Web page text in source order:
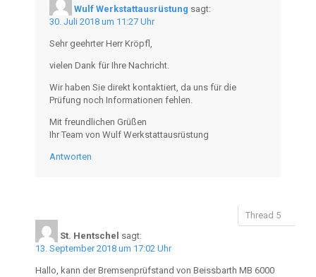
Wulf Werkstattausrüstung sagt:
30. Juli 2018 um 11:27 Uhr
Sehr geehrter Herr Kröpfl,
vielen Dank für Ihre Nachricht.
Wir haben Sie direkt kontaktiert, da uns für die
Prüfung noch Informationen fehlen.
Mit freundlichen Grüßen
Ihr Team von Wulf Werkstattausrüstung
Antworten
St. Hentschel sagt:
13. September 2018 um 17:02 Uhr
Hallo, kann der Bremsenprüfstand von Beissbarth MB 6000